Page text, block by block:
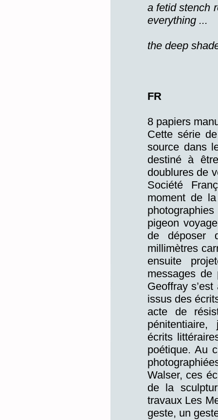
a fetid stench
everything ...
the deep
FR
8 papiers
Cette série
source dans
destiné à
doublures de
Société
moment de
pigeon
de déposer
millimètres
ensuite
messages de
Geoffray
issus des
acte de
pénitentiaire,
écrits
poétique. Au
Walser, ces
de la
travaux Les
geste, un